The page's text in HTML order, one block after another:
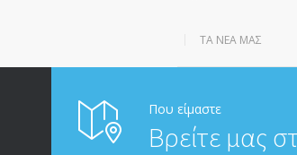
ΤΑ ΝΈΑ ΜΑΣ
Που είμαστε
Βρείτε μας